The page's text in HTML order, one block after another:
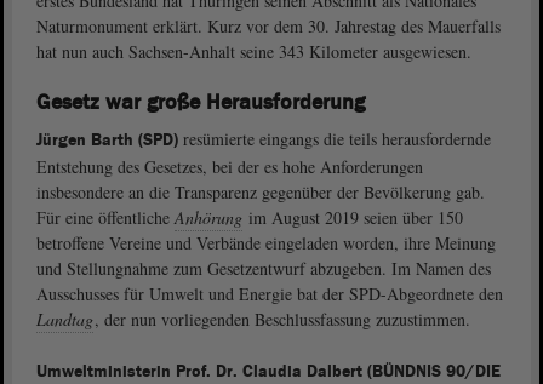
Naturmonument erklärt. Kurz vor dem 30. Jahrestag des Mauerfalls
hat nun auch Sachsen-Anhalt seine 343 Kilometer ausgewiesen.
Gesetz war große Herausforderung
Jürgen Barth (SPD) resümierte eingangs die teils herausfordernde
Entstehung des Gesetzes, bei der es hohe Anforderungen
insbesondere an die Transparenz gegenüber der Bevölkerung gab.
Für eine öffentliche Anhörung im August 2019 seien über 150
betroffene Vereine und Verbände eingeladen worden, ihre Meinung
und Stellungnahme zum Gesetzentwurf abzugeben. Im Namen des
Ausschusses für Umwelt und Energie bat der SPD-Abgeordnete den
Landtag, der nun vorliegenden Beschlussfassung zuzustimmen.
Umweltministerin Prof. Dr. Claudia Dalbert (BÜNDNIS 90/DIE